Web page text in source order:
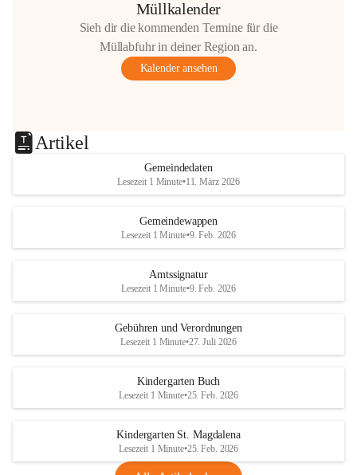
Müllkalender
Sieh dir die kommenden Termine für die
Müllabfuhr in deiner Region an.
Kalender ansehen
Artikel
Gemeindedaten
Lesezeit 1 Minute•11. März 2026
Gemeindewappen
Lesezeit 1 Minute•9. Feb. 2026
Amtssignatur
Lesezeit 1 Minute•9. Feb. 2026
Gebühren und Verordnungen
Lesezeit 1 Minute•27. Juli 2026
Kindergarten Buch
Lesezeit 1 Minute•25. Feb. 2026
Kindergarten St. Magdalena
Lesezeit 1 Minute•25. Feb. 2026